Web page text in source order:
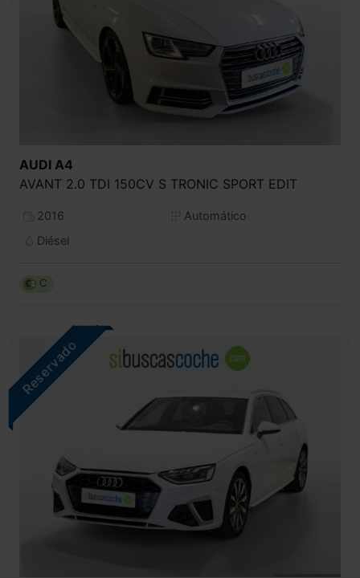
AUDI A4
AVANT 2.0 TDI 150CV S TRONIC SPORT EDIT
2016
Automático
Diésel
C